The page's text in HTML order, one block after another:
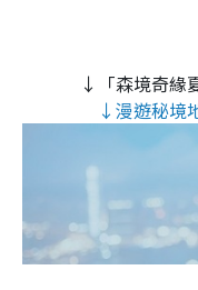
↓「森境奇緣
↓漫遊秘境